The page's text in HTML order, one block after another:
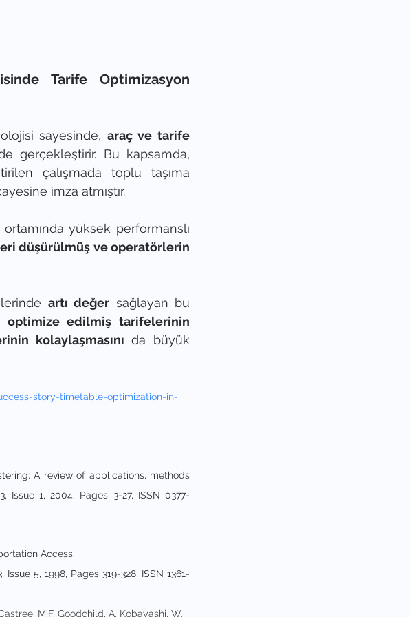
Tarife Optimizasyon
sayesinde, araç ve tarife
çalışmada toplu taşıma
imza atmıştır.
yüksek performanslı
düşürülmüş ve operatörlerin
artı değer sağlayan bu
optimize edilmiş tarifelerinin
kolaylaşmasını da büyük
story-timetable-optimization-in-
A review of applications, methods
Issue 1, 2004, Pages 3-27, ISSN 0377-
Access,
5, 1998, Pages 319-328, ISSN 1361-
M.F. Goodchild, A. Kobayashi, W.